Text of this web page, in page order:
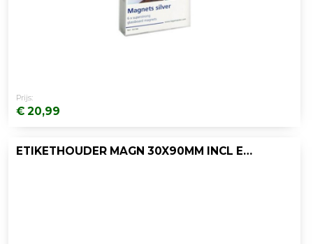
Prijs:
€ 20,99
ETIKETHOUDER MAGN 30X90MM INCL ETIK/PK24